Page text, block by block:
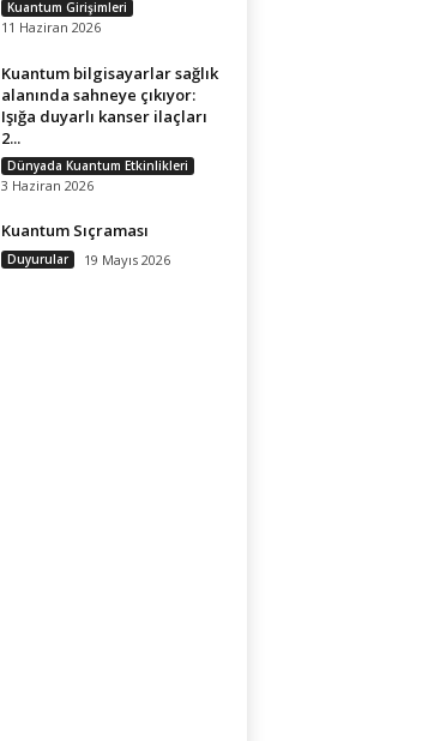
Kuantum Girişimleri
11 Haziran 2026
Kuantum bilgisayarlar sağlık
alanında sahneye çıkıyor:
Işığa duyarlı kanser ilaçları
2...
Dünyada Kuantum Etkinlikleri
3 Haziran 2026
Kuantum Sıçraması
Duyurular 19 Mayıs 2026